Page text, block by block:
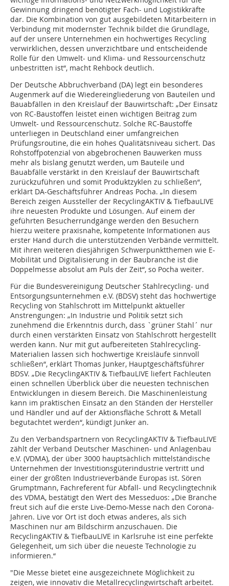
Gewinnung dringend benötigter Fach- und Logistikkräfte
dar. Die Kombination von gut ausgebildeten Mitarbeitern in
Verbindung mit modernster Technik bildet die Grundlage,
auf der unsere Unternehmen ein hochwertiges Recycling
verwirklichen, dessen unverzichtbare und entscheidende
Rolle für den Umwelt- und Klima- und Ressourcenschutz
unbestritten ist“, macht Rehbock deutlich.
Der Deutsche Abbruchverband (DA) legt ein besonderes
Augenmerk auf die Wiedereingliederung von Bauteilen und
Bauabfällen in den Kreislauf der Bauwirtschaft: „Der Einsatz
von RC-Baustoffen leistet einen wichtigen Beitrag zum
Umwelt- und Ressourcenschutz. Solche RC-Baustoffe
unterliegen in Deutschland einer umfangreichen
Prüfungsroutine, die ein hohes Qualitätsniveau sichert. Das
Rohstoffpotenzial von abgebrochenen Bauwerken muss
mehr als bislang genutzt werden, um Bauteile und
Bauabfälle verstärkt in den Kreislauf der Bauwirtschaft
zurückzuführen und somit Produktzyklen zu schließen“,
erklärt DA-Geschäftsführer Andreas Pocha. „In diesem
Bereich zeigen Aussteller der RecyclingAKTIV & TiefbauLIVE
ihre neuesten Produkte und Lösungen. Auf einem der
geführten Besucherrundgänge werden den Besuchern
hierzu weitere praxisnahe, kompetente Informationen aus
erster Hand durch die unterstützenden Verbände vermittelt.
Mit ihren weiteren diesjährigen Schwerpunktthemen wie E-
Mobilität und Digitalisierung in der Baubranche ist die
Doppelmesse absolut am Puls der Zeit“, so Pocha weiter.
Für die Bundesvereinigung Deutscher Stahlrecycling- und
Entsorgungsunternehmen e.V. (BDSV) steht das hochwertige
Recycling von Stahlschrott im Mittelpunkt aktueller
Anstrengungen: „In Industrie und Politik setzt sich
zunehmend die Erkenntnis durch, dass `grüner Stahl´ nur
durch einen verstärkten Einsatz von Stahlschrott hergestellt
werden kann. Nur mit gut aufbereiteten Stahlrecycling-
Materialien lassen sich hochwertige Kreisläufe sinnvoll
schließen“, erklärt Thomas Junker, Hauptgeschäftsführer
BDSV. „Die RecyclingAKTIV & TiefbauLIVE liefert Fachleuten
einen schnellen Überblick über die neuesten technischen
Entwicklungen in diesem Bereich. Die Maschinenleistung
kann im praktischen Einsatz an den Ständen der Hersteller
und Händler und auf der Aktionsfläche Schrott & Metall
begutachtet werden“, kündigt Junker an.
Zu den Verbandspartnern von RecyclingAKTIV & TiefbauLIVE
zählt der Verband Deutscher Maschinen- und Anlagenbau
e.V. (VDMA), der über 3000 hauptsächlich mittelständische
Unternehmen der Investitionsgüterindustrie vertritt und
einer der größten Industrieverbände Europas ist. Sören
Grumptmann, Fachreferent für Abfall- und Recyclingtechnik
des VDMA, bestätigt den Wert des Messeduos: „Die Branche
freut sich auf die erste Live-Demo-Messe nach den Corona-
Jahren. Live vor Ort ist doch etwas anderes, als sich
Maschinen nur am Bildschirm anzuschauen. Die
RecyclingAKTIV & TiefbauLIVE in Karlsruhe ist eine perfekte
Gelegenheit, um sich über die neueste Technologie zu
informieren.“
"Die Messe bietet eine ausgezeichnete Möglichkeit zu
zeigen, wie innovativ die Metallrecyclingwirtschaft arbeitet.